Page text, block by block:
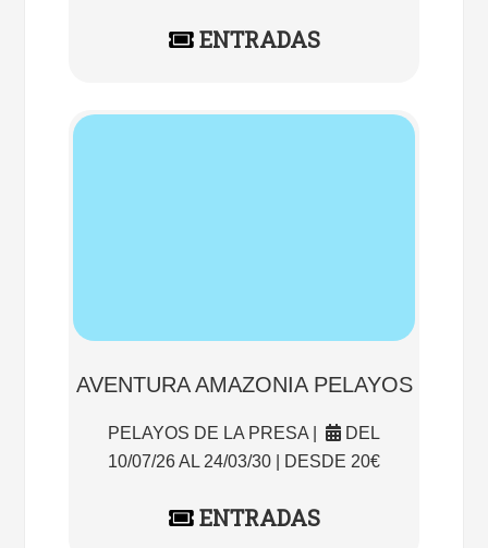
ENTRADAS
AVENTURA AMAZONIA PELAYOS
PELAYOS DE LA PRESA |
DEL
10/07/26 AL 24/03/30 | DESDE 20€
ENTRADAS